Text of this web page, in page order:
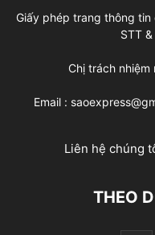
Giấy phép trang thông
STT
Chị trách nhiệm
Email :
Liên hệ chúng
THEO